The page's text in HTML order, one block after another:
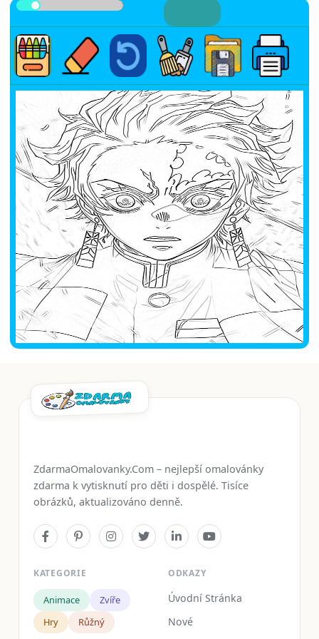
ZdarmaOmalovanky.Com – nejlepší omalovánky
zdarma k vytisknutí pro děti i dospělé. Tisíce
obrázků, aktualizováno denně.
KATEGORIE
Animace
Zvíře
Hry
Růžný
ODKAZY
Úvodní Stránka
Nové